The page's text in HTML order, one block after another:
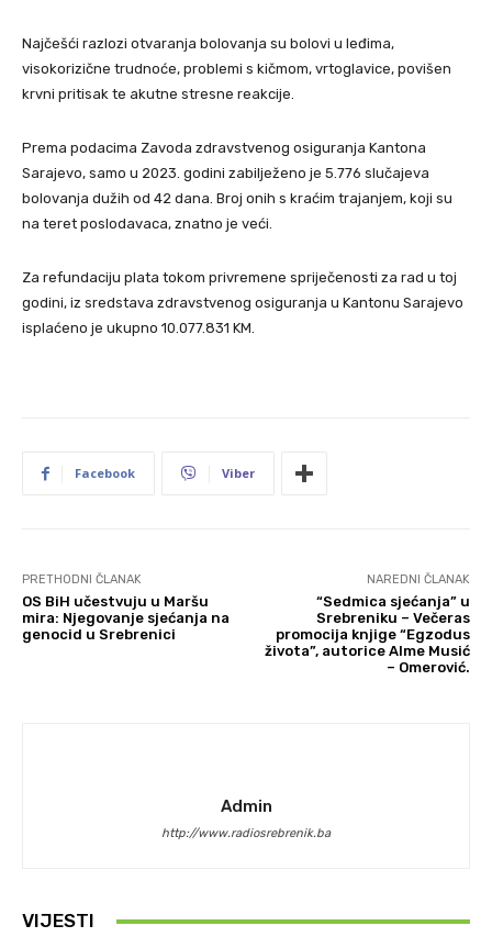
Najčešći razlozi otvaranja bolovanja su bolovi u leđima,
visokorizične trudnoće, problemi s kičmom, vrtoglavice, povišen
krvni pritisak te akutne stresne reakcije.
Prema podacima Zavoda zdravstvenog osiguranja Kantona
Sarajevo, samo u 2023. godini zabilježeno je 5.776 slučajeva
bolovanja dužih od 42 dana. Broj onih s kraćim trajanjem, koji su
na teret poslodavaca, znatno je veći.
Za refundaciju plata tokom privremene spriječenosti za rad u toj
godini, iz sredstava zdravstvenog osiguranja u Kantonu Sarajevo
isplaćeno je ukupno 10.077.831 KM.
Facebook Viber
PRETHODNI ČLANAK
OS BiH učestvuju u Maršu
mira: Njegovanje sjećanja na
genocid u Srebrenici
NAREDNI ČLANAK
“Sedmica sjećanja” u
Srebreniku – Večeras
promocija knjige “Egzodus
života”, autorice Alme Musić
– Omerović.
Admin
http://www.radiosrebrenik.ba
VIJESTI